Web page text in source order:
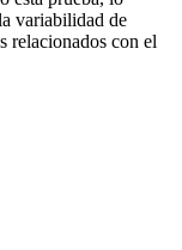
variabilidad de
relacionados con el